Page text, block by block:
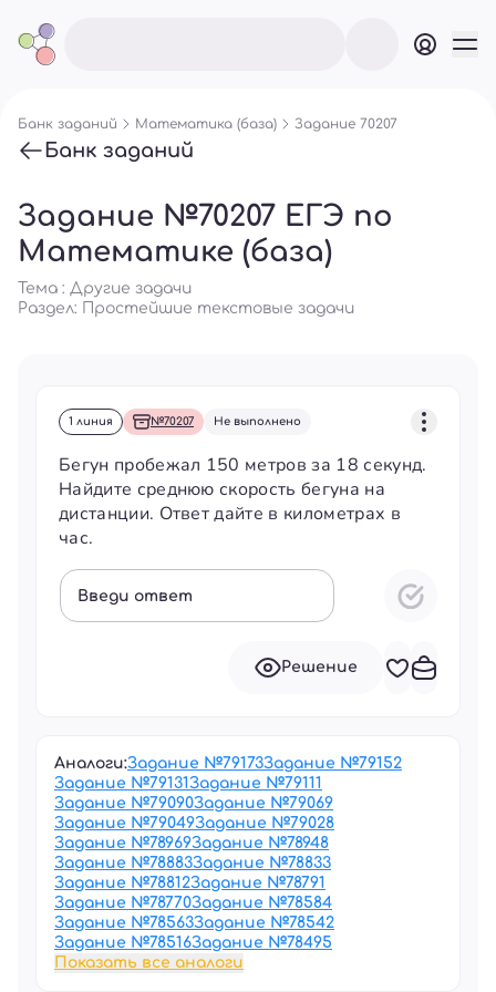
Банк заданий Математика (база) Задание 70207
Банк заданий
Задание №70207 ЕГЭ по
Математике (база)
Тема : Другие задачи
Раздел:
Простейшие текстовые задачи
1 линия №70207 Не выполнено
Бегун пробежал 150 метров за 18 секунд.
Найдите среднюю скорость бегуна на
дистанции. Ответ дайте в километрах в
час.
Введи ответ
Решение
Аналоги:Задание №79173Задание №79152
Задание №79131Задание №79111
Задание №79090Задание №79069
Задание №79049Задание №79028
Задание №78969Задание №78948
Задание №78883Задание №78833
Задание №78812Задание №78791
Задание №78770Задание №78584
Задание №78563Задание №78542
Задание №78516Задание №78495
Показать все аналоги